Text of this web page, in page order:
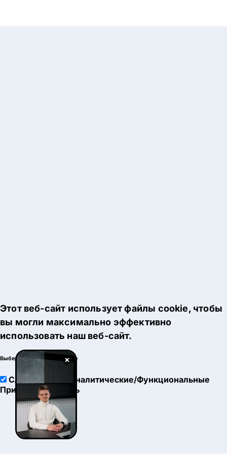
×
Этот веб-сайт использует файлы cookie, чтобы
вы могли максимально эффективно
использовать наш веб-сайт.
Выберите настройки cookie
Служебные
Аналитические/Функциональные
Принять
Настроить